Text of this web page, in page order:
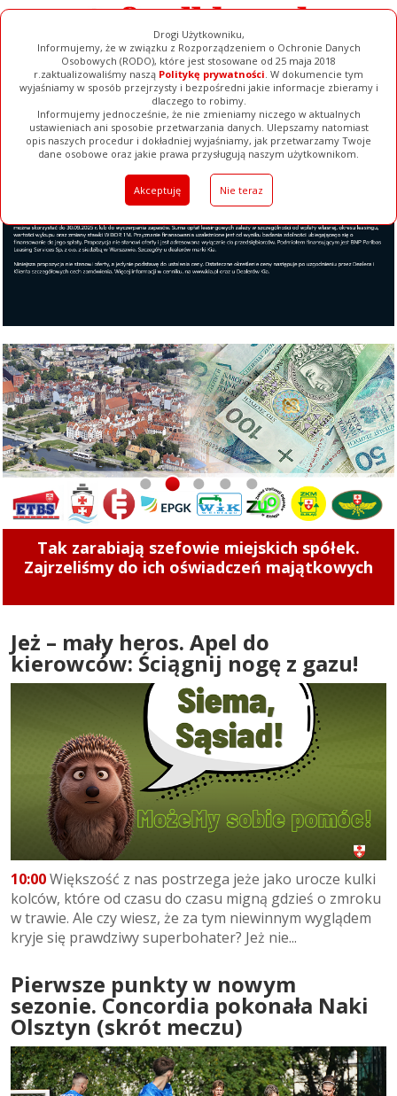
Drogi Użytkowniku,
Informujemy, że w związku z Rozporządzeniem o Ochronie Danych
Osobowych (RODO), które jest stosowane od 25 maja 2018
r.zaktualizowaliśmy naszą Politykę prywatności. W dokumencie tym
wyjaśniamy w sposób przejrzysty i bezpośredni jakie informacje zbieramy i
dlaczego to robimy.
Informujemy jednocześnie, że nie zmieniamy niczego w aktualnych
ustawieniach ani sposobie przetwarzania danych. Ulepszamy natomiast
opis naszych procedur i dokładniej wyjaśniamy, jak przetwarzamy Twoje
dane osobowe oraz jakie prawa przysługują naszym użytkownikom.
Akceptuję Nie teraz
Ogłoszenia Filmy Galerie Baza Firm Pełna Wersja
Tak zarabiają szefowie miejskich spółek.
Zajrzeliśmy do ich oświadczeń majątkowych
1 2 3 4 5
Jeż – mały heros. Apel do
kierowców: Ściągnij nogę z gazu!
10:00Większość z nas postrzega jeże jako urocze kulki
kolców, które od czasu do czasu migną gdzieś o zmroku
w trawie. Ale czy wiesz, że za tym niewinnym wyglądem
kryje się prawdziwy superbohater? Jeż nie...
Pierwsze punkty w nowym
sezonie. Concordia pokonała Naki
Olsztyn (skrót meczu)